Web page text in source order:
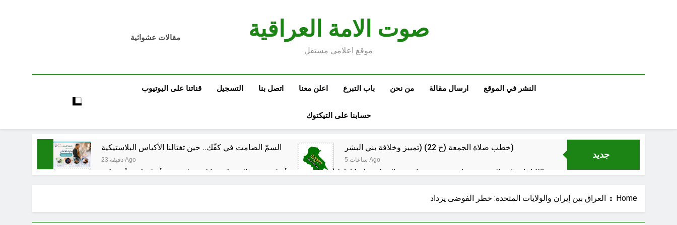
صوت الامة العراقية
موقع اعلامي مستقل
مقالات عشوائية
النشر في الموقع ارسال مقالة من نحن باب التبرع اعلن معنا اتصل بنا التسجيل قناتنا على اليوتيوب
حسابنا على التيكتوك
جديد
السمّ الصامت في كفّك.. حين تغتالنا الأكياس البلاستيكية
23 دقيقة Ago
خطب صلاة الجمعة (ح 22) (تمييز وخلافة بني البشر)
5 ساعات Ago
الكاتبان باقر الزبيدي ورياض سعد يحذران من الجولاني (ح 4) (وليأخذوا حذرهم وأسلحتهم ود الذين كفروا لو تغفلون عن أسلحتكم وأمتعتكم)
سَأُنَبِّئُكَ بِتَأْوِيلِ مَا لَمْ تَسْتَطِعْ فهمه في “اتفاقية مكة” شرطي الناتو الخليجي النووي الجديد لتحجيم دور إيران وفصائلها الولائية وحتى إسرائيل؟
Home العراق بين إيران والولايات المتحدة: خطر الفوضى يزداد